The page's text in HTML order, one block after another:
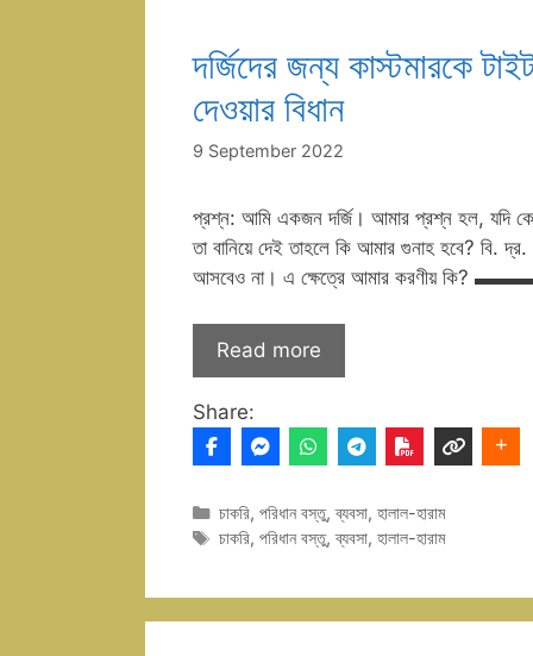
দর্জিদের জন্য কাস্টমারকে
দেওয়ার বিধান
9 September 2022
প্রশ্ন: আমি একজন দর্জি। আমার প্রশ্ন হল, যদি
তা বানিয়ে দেই তাহলে কি আমার গুনাহ হবে? বি.
আসবেও না। এ ক্ষেত্রে আমার করণীয়
Read more
Share:
Categories
চাকরি, পরিধান বস্তু,ব্যবসা, হালাল-হারাম
Tags
চাকরি, পরিধান বস্তু,ব্যবসা, হালাল-হারাম